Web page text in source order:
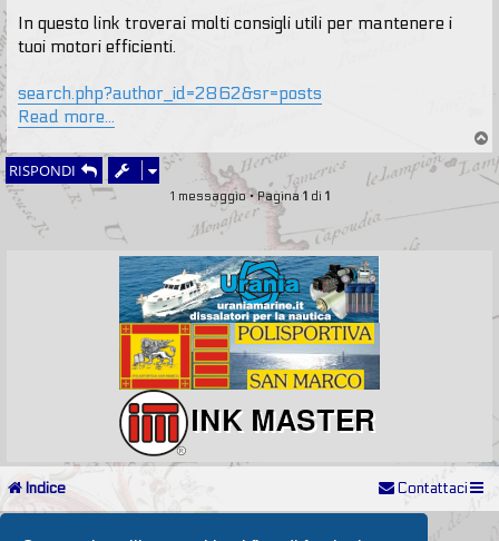
In questo link troverai molti consigli utili per mantenere i
tuoi motori efficienti.
search.php?author_id=2862&sr=posts
Read more...
o
p
RISPONDI
1 messaggio • Pagina 1 di 1
Indice Contattaci